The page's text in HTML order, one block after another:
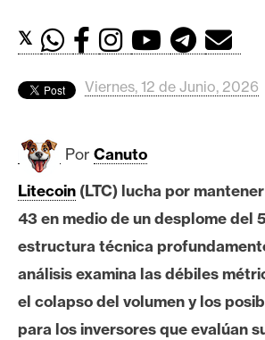
d
s
B
i
t
c
o
i
𝕏
Viernes, 12 de Junio, 2026
Por Canuto
Litecoin (LTC) lucha por
43 en medio de un desplome del
estructura técnica
análisis examina las débiles
el colapso del volumen y los
para los inversores que evalúan